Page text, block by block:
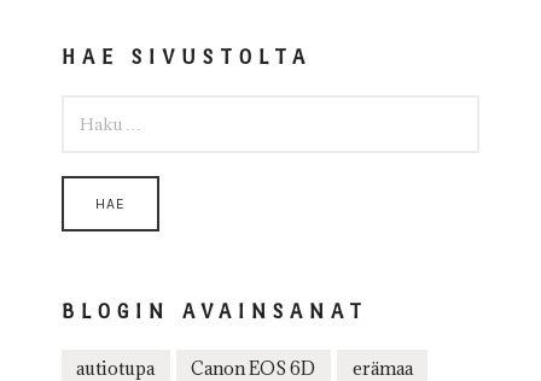
HAE SIVUSTOLTA
BLOGIN AVAINSANAT
autiotupa Canon EOS 6D erämaa